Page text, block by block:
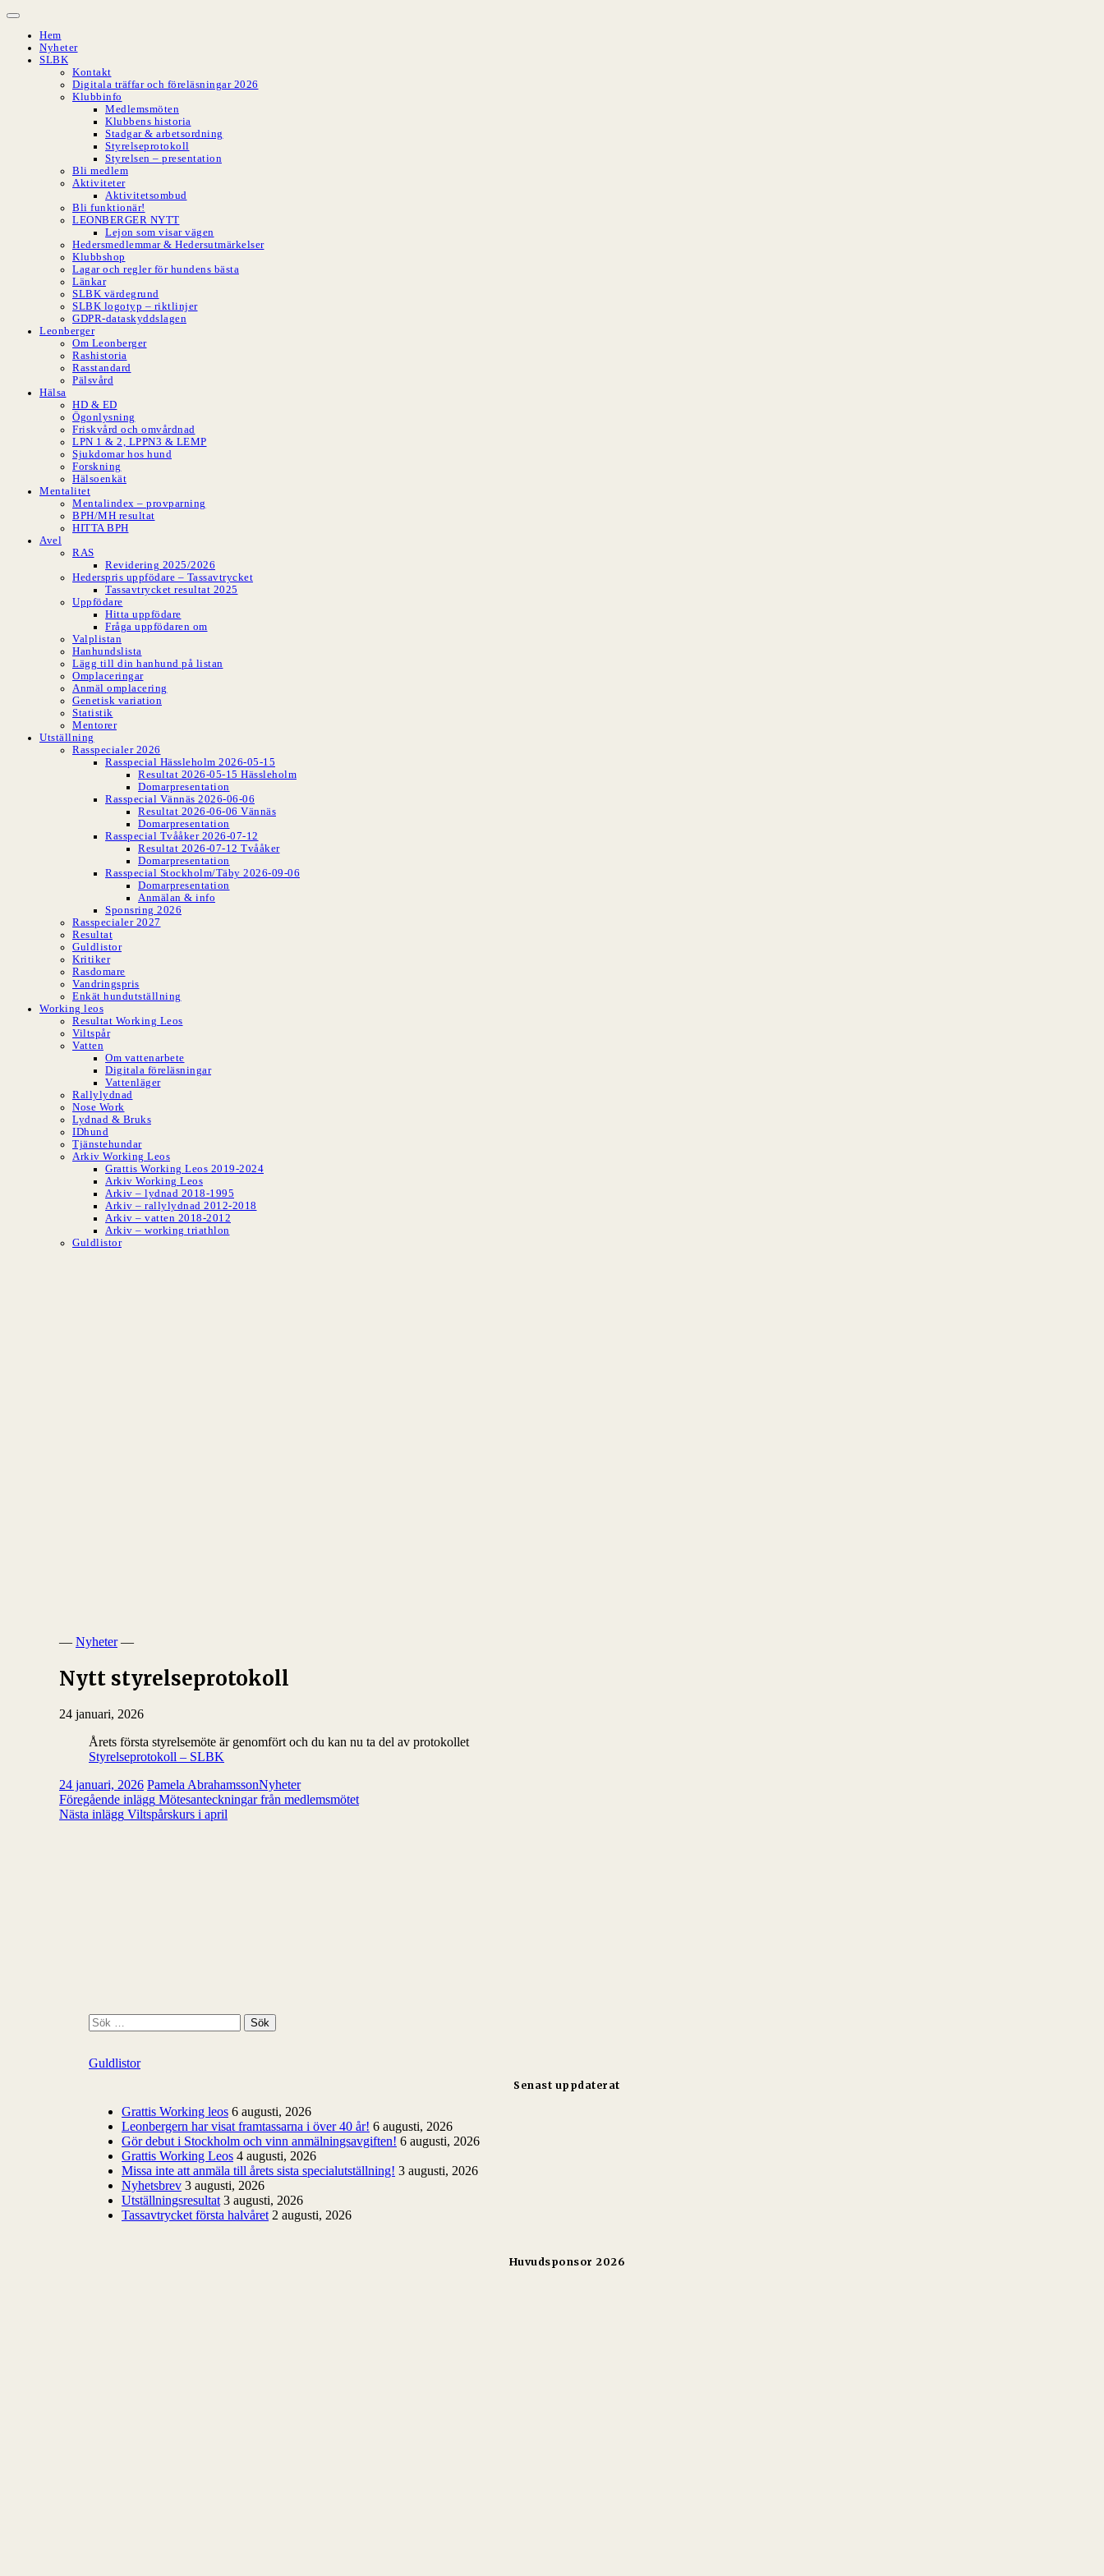
Hoppa
innehåll
Hem
Nyheter
SLBK
Kontakt
Digitala träffar och föreläsningar 2026
Klubbinfo
Medlemsmöten
Klubbens historia
Stadgar & arbetsordning
Styrelseprotokoll
Styrelsen – presentation
Bli medlem
Aktiviteter
Aktivitetsombud
Bli funktionär!
LEONBERGER NYTT
Lejon som visar vägen
Hedersmedlemmar & Hedersutmärkelser
Klubbshop
Lagar och regler för hundens bästa
Länkar
SLBK värdegrund
SLBK logotyp – riktlinjer
GDPR-dataskyddslagen
Leonberger
Om Leonberger
Rashistoria
Rasstandard
Pälsvård
Hälsa
HD & ED
Ögonlysning
Friskvård och omvårdnad
LPN 1 & 2, LPPN3 & LEMP
Sjukdomar hos hund
Forskning
Hälsoenkät
Mentalitet
Mentalindex – provparning
BPH/MH resultat
HITTA BPH
Avel
RAS
Revidering 2025/2026
Hederspris uppfödare – Tassavtrycket
Tassavtrycket resultat 2025
Uppfödare
Hitta uppfödare
Fråga uppfödaren om
Valplistan
Hanhundslista
Lägg till din hanhund på listan
Omplaceringar
Anmäl omplacering
Genetisk variation
Statistik
Mentorer
Utställning
Rasspecialer 2026
Rasspecial Hässleholm 2026-05-15
Resultat 2026-05-15 Hässleholm
Domarpresentation
Rasspecial Vännäs 2026-06-06
Resultat 2026-06-06 Vännäs
Domarpresentation
Rasspecial Tvååker 2026-07-12
Resultat 2026-07-12 Tvååker
Domarpresentation
Rasspecial Stockholm/Täby 2026-09-06
Domarpresentation
Anmälan & info
Sponsring 2026
Rasspecialer 2027
Resultat
Guldlistor
Kritiker
Rasdomare
Vandringspris
Enkät hundutställning
Working leos
Resultat Working Leos
Viltspår
Vatten
Om vattenarbete
Digitala föreläsningar
Vattenläger
Rallylydnad
Nose Work
Lydnad & Bruks
IDhund
Tjänstehundar
Arkiv Working Leos
Grattis Working Leos 2019-2024
Arkiv Working Leos
Arkiv – lydnad 2018-1995
Arkiv – rallylydnad 2012-2018
Arkiv – vatten 2018-2012
Arkiv – working triathlon
Guldlistor
— Nyheter—
Nytt styrelseprotokoll
24 januari, 2026
Årets första styrelsemöte är genomfört och du kan nu ta del av protokollet
Styrelseprotokoll – SLBK
24 januari, 2026 Pamela AbrahamssonNyheter
Inläggsnavigering
Föregående inlägg Mötesanteckningar från medlemsmötet
Nästa inlägg Viltspårskurs i april
S
ö
e
Guldlistor
Senast uppdaterat
Grattis Working leos 6 augusti, 2026
Leonbergern har visat framtassarna i över 40 år! 6 augusti, 2026
Gör debut i Stockholm och vinn anmälningsavgiften! 6 augusti, 2026
Grattis Working Leos 4 augusti, 2026
Missa inte att anmäla till årets sista specialutställning! 3 augusti, 2026
Nyhetsbrev 3 augusti, 2026
Utställningsresultat 3 augusti, 2026
Tassavtrycket första halvåret 2 augusti, 2026
Huvudsponsor 2026